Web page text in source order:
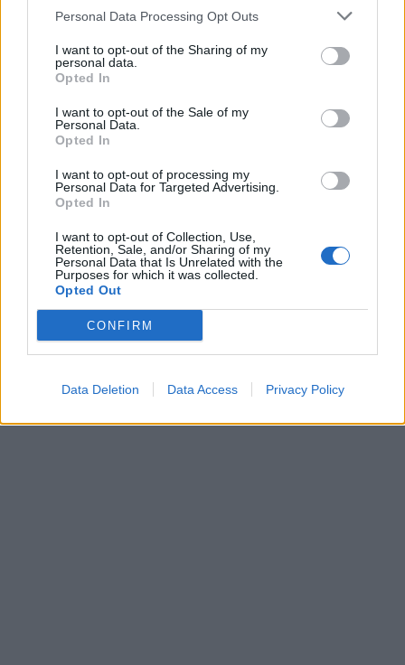
Personal Data Processing Opt Outs
I want to opt-out of the Sharing of my
personal data.
Opted In
I want to opt-out of the Sale of my
Personal Data.
Opted In
I want to opt-out of processing my
Personal Data for Targeted Advertising.
Opted In
I want to opt-out of Collection, Use,
Retention, Sale, and/or Sharing of my
Personal Data that Is Unrelated with the
Purposes for which it was collected.
Opted Out
CONFIRM
Data Deletion Data Access Privacy Policy
Çfarë kanë rezervuar yjet për
secilën shenjë?
dhimbja e madhe, Arianit Çetaj
zbardhen tri arsyet e vendimit
Arsenali heq dorë nga Vinicius
Jr., synon me vendosmëri
sulmuesin e Evertonit